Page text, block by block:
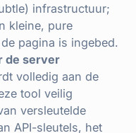
infrastructuur;
kleine, pure
pagina is ingebed.
de server
volledig aan de
tool veilig
versleutelde
API-sleutels, het